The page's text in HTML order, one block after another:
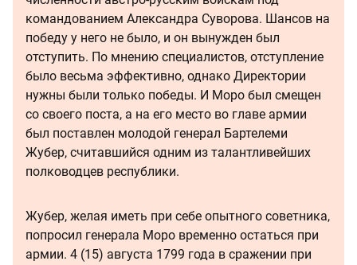
командованием Александра Суворова. Шансов на
победу у него не было, и он вынужден был
отступить. По мнению специалистов, отступление
было весьма эффективно, однако Директории
нужны были только победы. И Моро был смещен
со своего поста, а на его место во главе армии
был поставлен молодой генерал Бартелеми
Жубер, считавшийся одним из талантливейших
полководцев республики.
Жубер, желая иметь при себе опытного советника,
попросил генерала Моро временно остаться при
армии. 4 (15) августа 1799 года в сражении при